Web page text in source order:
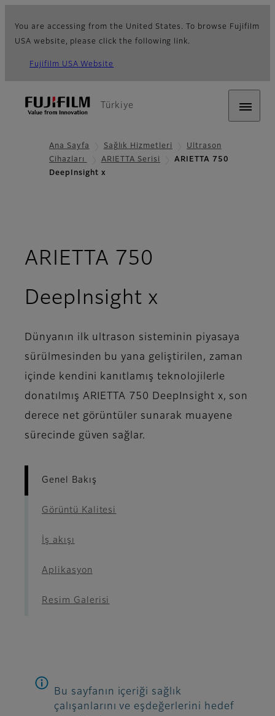
You are accessing from the United States. To browse Fujifilm
USA website, please click the following link.
Fujifilm USA Website
Türkiye
Ana Sayfa Sağlık Hizmetleri
Ultrason
Cihazları
ARIETTA Serisi
ARIETTA 750
DeepInsight x
ARIETTA 750
DeepInsight x
Dünyanın ilk ultrason sisteminin piyasaya
sürülmesinden bu yana geliştirilen, zaman
içinde kendini kanıtlamış teknolojilerle
donatılmış ARIETTA 750 DeepInsight x, son
derece net görüntüler sunarak muayene
sürecinde güven sağlar.
Genel Bakış
Görüntü Kalitesi
İş akışı
Aplikasyon
Resim Galerisi
Bu sayfanın içeriği sağlık
çalışanlarını ve eşdeğerlerini hedef